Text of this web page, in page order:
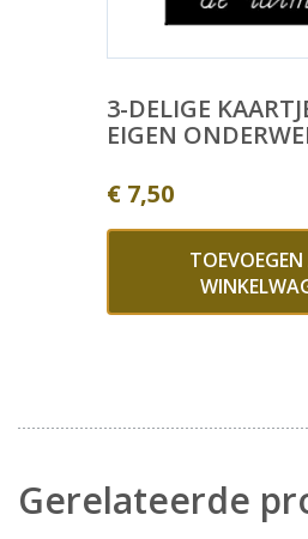
3-DELIGE
EIGEN
€ 7,50
Gerelateerde